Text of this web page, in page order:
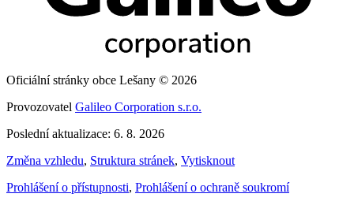
Oficiální stránky obce Lešany © 2026
Provozovatel Galileo Corporation s.r.o.
Poslední aktualizace: 6. 8. 2026
Změna vzhledu, Struktura stránek, Vytisknout
Prohlášení o přístupnosti, Prohlášení o ochraně soukromí